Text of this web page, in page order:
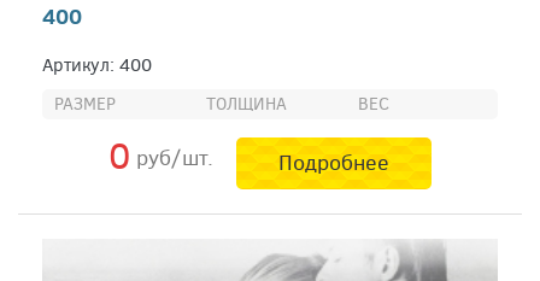
400
Артикул: 400
РАЗМЕР ТОЛЩИНА ВЕС
0 руб/шт. Подробнее